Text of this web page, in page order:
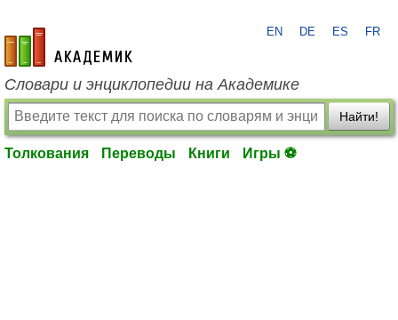
academic.ru
EN DE ES FR
Словари и энциклопедии на Академике
Найти!
Толкования Переводы Книги Игры ⚽